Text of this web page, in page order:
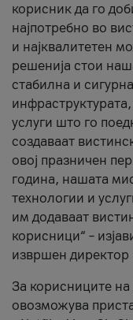
корисник да го
најпотребно во
и најквалитетен
решенија стои
стабилна и
услуги што го
создаваат
овој празничен
година, нашата
технологии и
им додаваат
корисници“ –
извршен директор
За корисниците
овозможува